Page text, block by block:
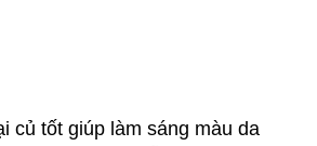
củ tốt giúp làm sáng màu da